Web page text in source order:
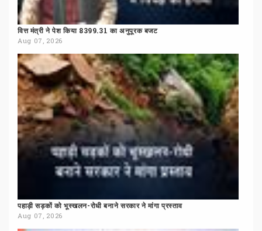
वित्त मंत्री ने पेश किया 8399.31 का अनुपूरक बजट
Aug 07, 2026
पहाड़ी सड़कों को भूस्खलन-रोधी बनाने सरकार ने मांगा प्रस्ताव
Aug 07, 2026